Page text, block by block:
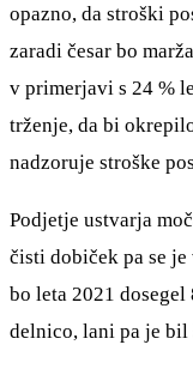
opazno, da stroški
zaradi česar bo
v primerjavi s 24 %
trženje, da bi
nadzoruje stroške
Podjetje ustvarja
čisti dobiček pa se
bo leta 2021
delnico, lani pa je